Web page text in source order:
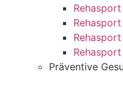
Präventive